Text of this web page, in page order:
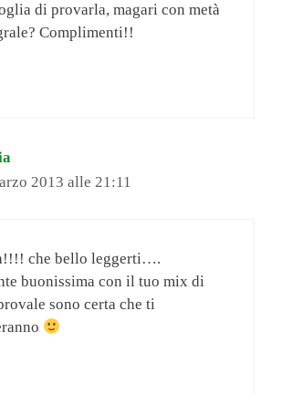
di provarla, magari con metà
Complimenti!!
2013 alle 21:11
che bello leggerti….
buonissima con il tuo mix di
sono certa che ti